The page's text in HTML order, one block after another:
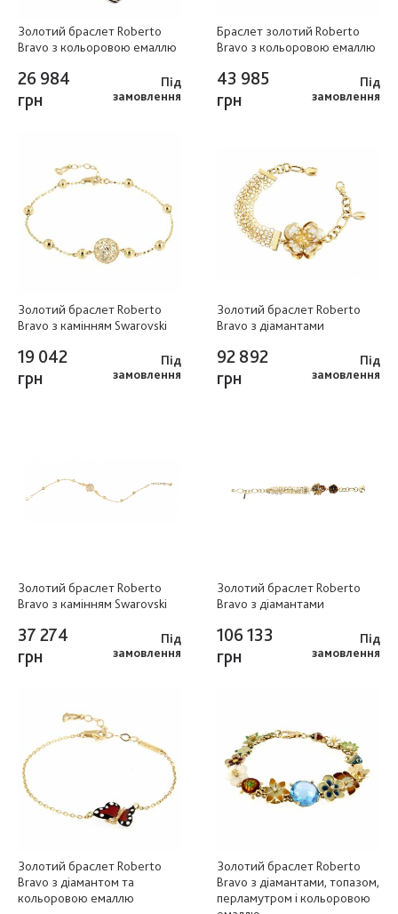
Золотий браслет Roberto
Bravo з кольоровою емаллю
26 984
грн
Під
замовлення
Браслет золотий Roberto
Bravo з кольоровою емаллю
43 985
грн
Під
замовлення
Золотий браслет Roberto
Bravo з камінням Swarovski
19 042
грн
Під
замовлення
Золотий браслет Roberto
Bravo з діамантами
92 892
грн
Під
замовлення
Золотий браслет Roberto
Bravo з камінням Swarovski
37 274
грн
Під
замовлення
Золотий браслет Roberto
Bravo з діамантами
106 133
грн
Під
замовлення
Золотий браслет Roberto
Bravo з діамантом та
кольоровою емаллю
Золотий браслет Roberto
Bravo з діамантами, топазом,
перламутром і кольоровою